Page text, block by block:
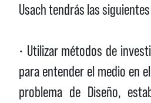
Usach tendrás las
• Utilizar métodos de
para entender el medio en
problema de Diseño,